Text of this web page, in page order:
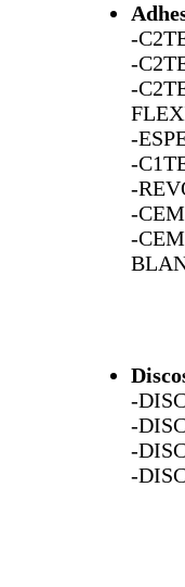
-
-
-
-
-
-
-
-
-
-
-
-